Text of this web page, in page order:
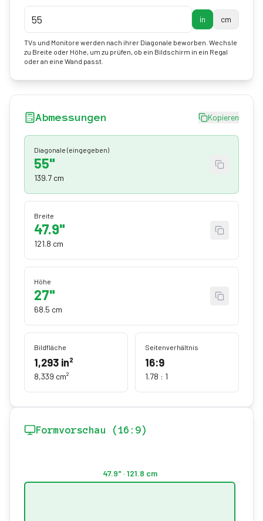
in cm
TVs und Monitore werden nach ihrer Diagonale beworben. Wechsle
zu Breite oder Höhe, um zu prüfen, ob ein Bildschirm in ein Regal
oder an eine Wand passt.
Abmessungen Kopieren
Diagonale (eingegeben)
55"
139.7 cm
Breite
47.9"
121.8 cm
Höhe
27"
68.5 cm
Bildfläche
1,293 in²
8,339 cm²
Seitenverhältnis
16:9
1.78 : 1
Formvorschau (16:9)
47.9" ·121.8 cm